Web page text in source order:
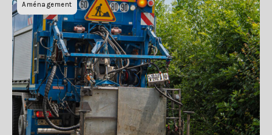
Aménagement